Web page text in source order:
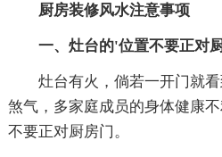
厨房装修风水注意事项
一、灶台的'位置不要正对
灶台有火，倘若一开门就看
煞气，多家庭成员的身体健康
不要正对厨房门。